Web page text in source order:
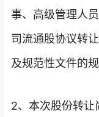
事、高级管理人
司流通股协议转
及规范性文件的规
2、本次股份转让